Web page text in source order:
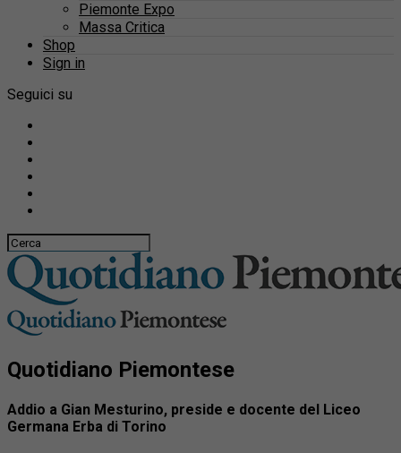
Piemonte Expo
Massa Critica
Shop
Sign in
Seguici su
Quotidiano Piemontese
Addio a Gian Mesturino, preside e docente del Liceo
Germana Erba di Torino